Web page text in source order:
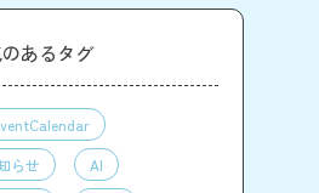
のあるタグ
らせ
AI